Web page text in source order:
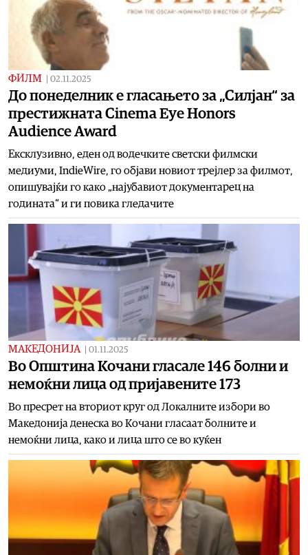
ФИЛМ 02.11.2025
До понеделник е гласањето за „Силјан“ за
престижната Cinema Eye Honors
Audience Award
Ексклузивно, еден од водечките светски филмски
медиуми, IndieWire, го објави новиот трејлер за филмот,
опишувајќи го како „најубавиот документарец на
годината“ и ги повика гледачите
МАКЕДОНИЈА 01.11.2025
Во Општина Кочани гласале 146 болни и
немоќни лица од пријавените 173
Во пресрет на вториот круг од Локалните избори во
Македонија денеска во Кочани гласаат болните и
немоќни лица, како и лица што се во куќен